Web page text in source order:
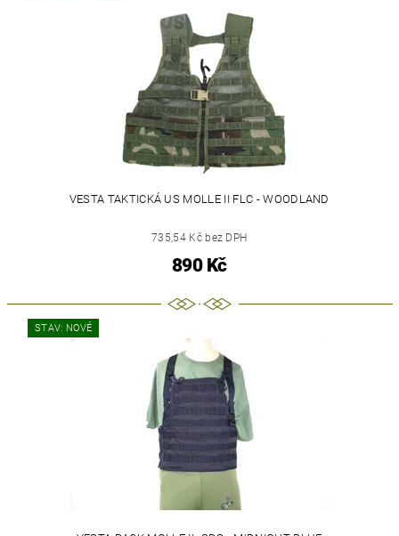
VESTA TAKTICKÁ US MOLLE II FLC - WOODLAND
735,54 Kč bez DPH
890 Kč
STAV: NOVÉ